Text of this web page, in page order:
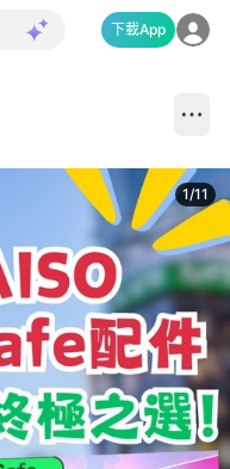
下載App
1/11